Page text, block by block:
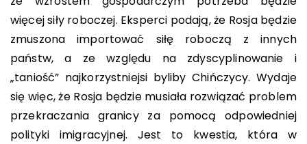
więcej siły roboczej. Eksperci podają, że Rosja będzie
zmuszona importować siłę roboczą z innych
państw, a ze względu na zdyscyplinowanie i
„taniość” najkorzystniejsi byliby Chińczycy. Wydaje
się więc, że Rosja będzie musiała rozwiązać problem
przekraczania granicy za pomocą odpowiedniej
polityki imigracyjnej. Jest to kwestia, która w